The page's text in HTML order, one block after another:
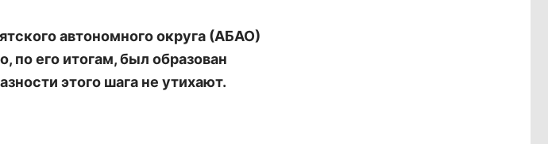
автономного округа (АБАО)
по его итогам, был образован
этого шага не утихают.